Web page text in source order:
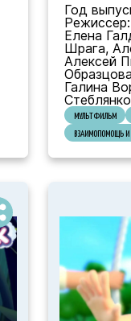
Год
Елена
Шрага,
Алексей
Галина
МУЛЬТФИЛЬМ
ВЗАИМОПОМОЩЬ И